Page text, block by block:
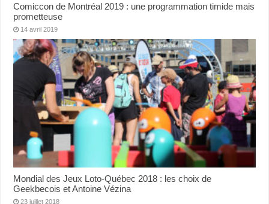
Comiccon de Montréal 2019 : une programmation timide mais
prometteuse
14 avril 2019
Mondial des Jeux Loto-Québec 2018 : les choix de
Geekbecois et Antoine Vézina
23 juillet 2018